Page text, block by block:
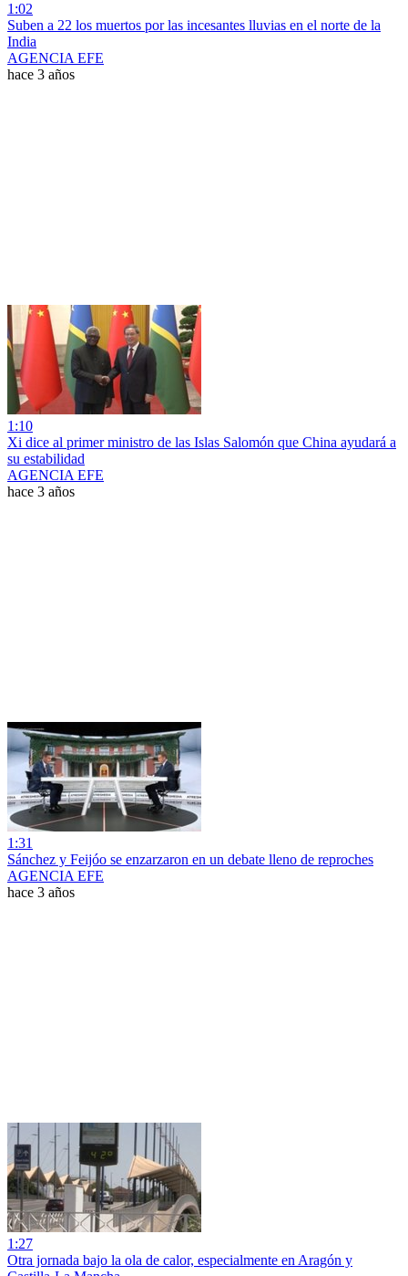
1:02
Suben a 22 los muertos por las incesantes lluvias en el norte de la
India
AGENCIA EFE
hace 3 años
1:10
Xi dice al primer ministro de las Islas Salomón que China ayudará a
su estabilidad
AGENCIA EFE
hace 3 años
1:31
Sánchez y Feijóo se enzarzaron en un debate lleno de reproches
AGENCIA EFE
hace 3 años
1:27
Otra jornada bajo la ola de calor, especialmente en Aragón y